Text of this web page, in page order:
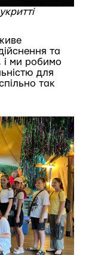
та
і ми робимо
для
так